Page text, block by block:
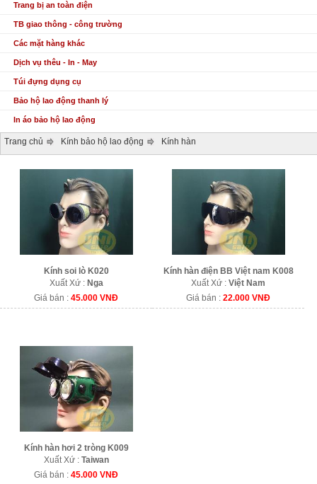
Trang bị an toàn điện
TB giao thông - công trường
Các mặt hàng khác
Dịch vụ thêu - In - May
Túi đựng dụng cụ
Bảo hộ lao động thanh lý
In áo bảo hộ lao động
Trang chủ Kính bảo hộ lao động Kính hàn
Kính soi lò K020
Xuất Xứ : Nga
Giá bán :45.000 VNĐ
Kính hàn điện BB Việt nam K008
Xuất Xứ :Việt Nam
Giá bán :22.000 VNĐ
Kính hàn hơi 2 tròng K009
Xuất Xứ : Taiwan
Giá bán :45.000 VNĐ